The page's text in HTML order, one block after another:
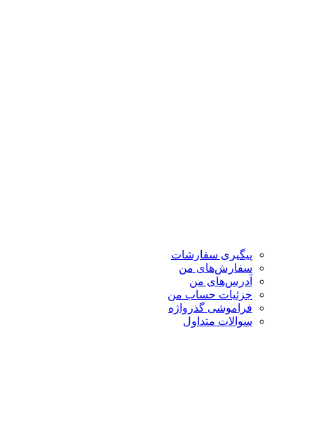
پیگیری سفارشات
سفارش‌های من
آدرس‌های من
جزئیات حساب من
فراموشی گذرواژه
سوالات متداول